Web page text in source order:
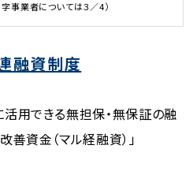
字事業者については３／4）
融資制度
用できる無担保・無保証の融
資金（マル経融資）」